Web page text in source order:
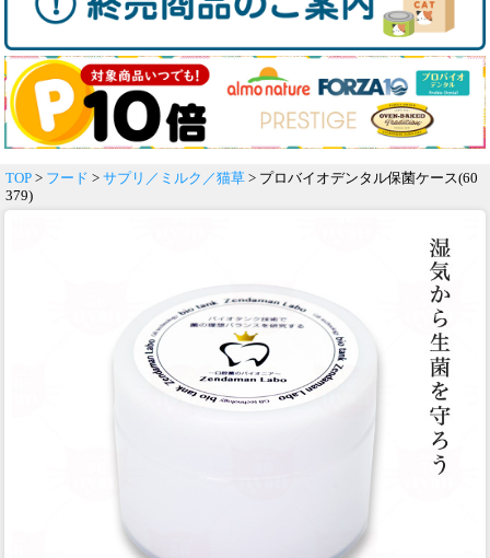
TOP > フード > サプリ／ミルク／猫草 > プロバイオデンタル保菌ケース(60
379)